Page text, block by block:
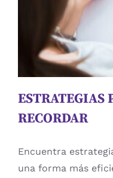
Atención
cognitiva
Procesos Mentales
ESTRATEGIAS
RECORDAR
Encuentra
una forma más